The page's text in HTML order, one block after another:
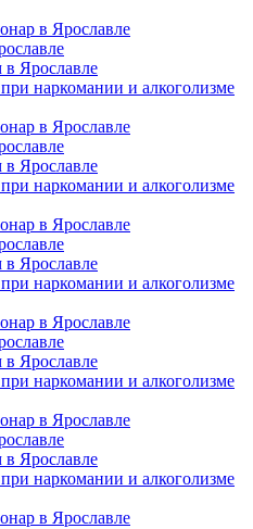
в Ярославле
Ярославле
наркомании и алкоголизме
в Ярославле
Ярославле
наркомании и алкоголизме
в Ярославле
Ярославле
наркомании и алкоголизме
в Ярославле
Ярославле
наркомании и алкоголизме
в Ярославле
Ярославле
наркомании и алкоголизме
в Ярославле